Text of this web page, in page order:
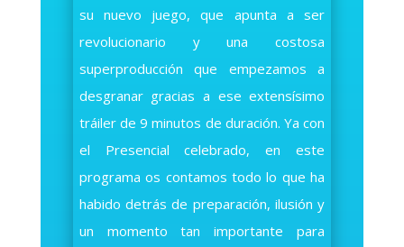
su nuevo juego, que apunta a ser
revolucionario y una costosa
superproducción que empezamos a
desgranar gracias a ese extensísimo
tráiler de 9 minutos de duración. Ya con
el Presencial celebrado, en este
programa os contamos todo lo que ha
habido detrás de preparación, ilusión y
un momento tan importante para